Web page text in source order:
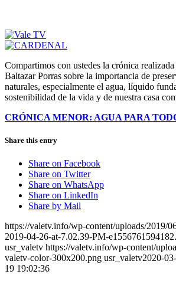
Compartimos con ustedes la crónica
Baltazar Porras sobre la importancia de
naturales, especialmente el agua, líquido
sostenibilidad de la vida y de nuestra casa
CRÓNICA MENOR: AGUA PARA
Share this entry
Share on Facebook
Share on Twitter
Share on WhatsApp
Share on LinkedIn
Share by Mail
https://valetv.info/wp-content/uploads/2019/
2019-04-26-at-7.02.39-PM-
usr_valetv https://valetv.info/wp-content/
valetv-color-300x200.png usr_valetv2020-
19 19:02:36